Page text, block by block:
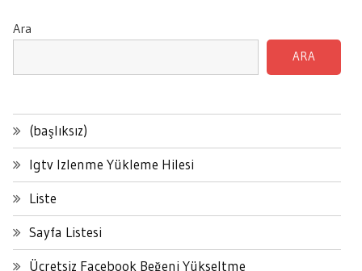
Ara
ARA
(başlıksız)
Igtv Izlenme Yükleme Hilesi
Liste
Sayfa Listesi
Ücretsiz Facebook Beğeni Yükseltme